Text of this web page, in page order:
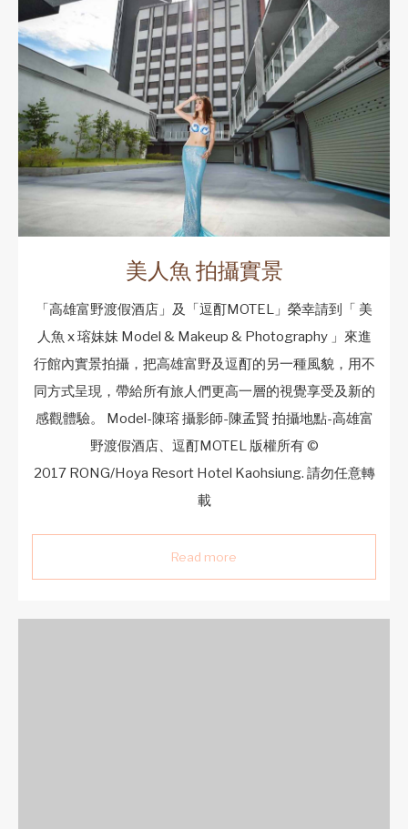
美人魚 拍攝實景
「高雄富野渡假酒店」及「逗酊MOTEL」榮幸請到「 美
人魚 x 瑢妹妹 Model & Makeup & Photography 」來進
行館內實景拍攝，把高雄富野及逗酊的另一種風貌，用不
同方式呈現，帶給所有旅人們更高一層的視覺享受及新的
感觀體驗。 Model-陳瑢 攝影師-陳孟賢 拍攝地點-高雄富
野渡假酒店、逗酊MOTEL 版權所有 ©
2017 RONG/Hoya Resort Hotel Kaohsiung. 請勿任意轉
載
Read more